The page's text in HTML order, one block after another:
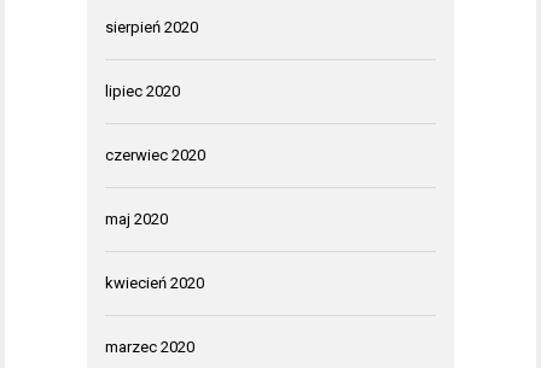
sierpień 2020
lipiec 2020
czerwiec 2020
maj 2020
kwiecień 2020
marzec 2020